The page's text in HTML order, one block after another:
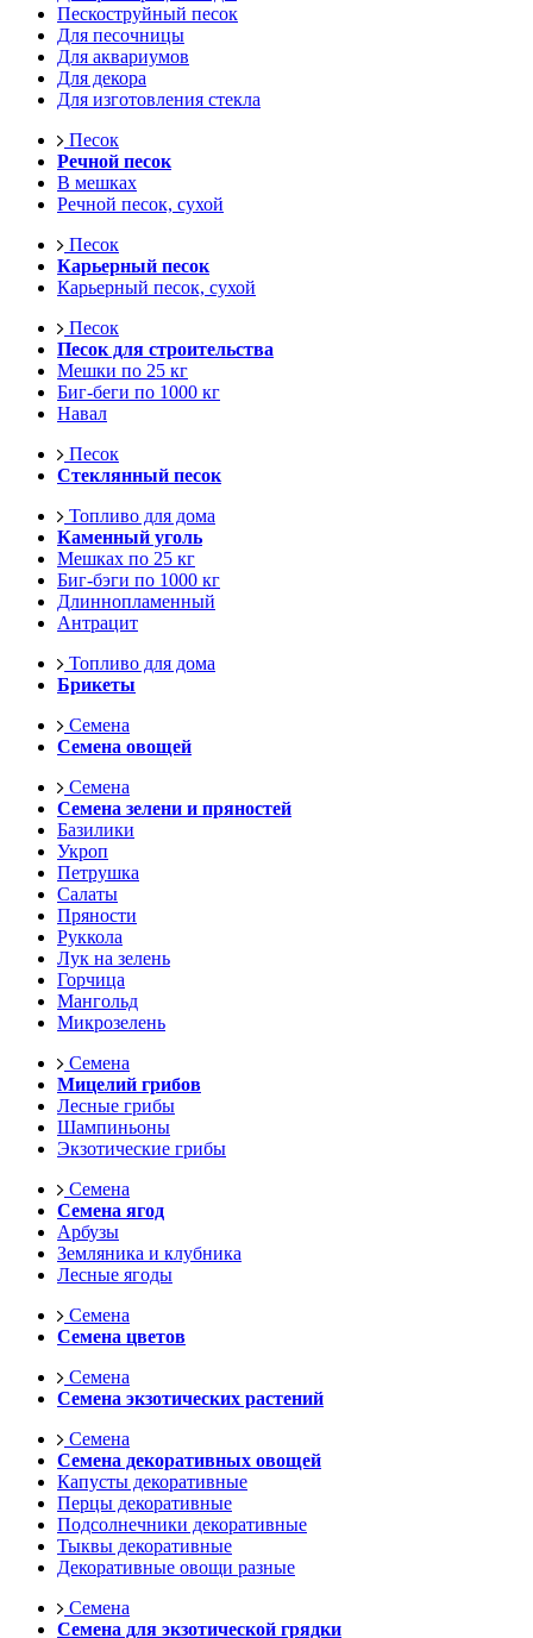
Пескоструйный песок
Для песочницы
Для аквариумов
Для декора
Для изготовления стекла
Песок
Речной песок
В мешках
Речной песок, сухой
Песок
Карьерный песок
Карьерный песок, сухой
Песок
Песок для строительства
Мешки по 25 кг
Биг-беги по 1000 кг
Навал
Песок
Стеклянный песок
Топливо для дома
Каменный уголь
Мешках по 25 кг
Биг-бэги по 1000 кг
Длиннопламенный
Антрацит
Топливо для дома
Брикеты
Семена
Семена овощей
Семена
Семена зелени и пряностей
Базилики
Укроп
Петрушка
Салаты
Пряности
Руккола
Лук на зелень
Горчица
Мангольд
Микрозелень
Семена
Мицелий грибов
Лесные грибы
Шампиньоны
Экзотические грибы
Семена
Семена ягод
Арбузы
Земляника и клубника
Лесные ягоды
Семена
Семена цветов
Семена
Семена экзотических растений
Семена
Семена декоративных овощей
Капусты декоративные
Перцы декоративные
Подсолнечники декоративные
Тыквы декоративные
Декоративные овощи разные
Семена
Семена для экзотической грядки